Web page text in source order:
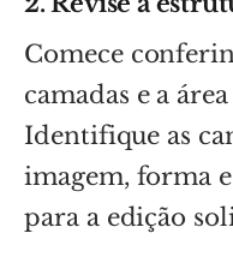
Comece
camadas e a
Identifique as
imagem, forma
para a edição